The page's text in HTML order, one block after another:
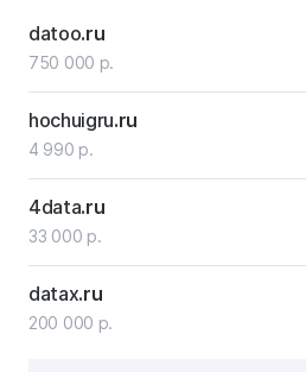
datoo.ru
750 000 р.
hochuigru.ru
4 990 р.
4data.ru
33 000 р.
datax.ru
200 000 р.